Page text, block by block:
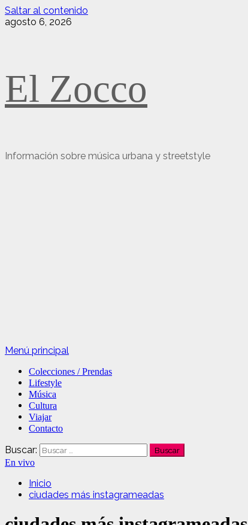
Saltar al contenido
agosto 6, 2026
El Zocco
Información sobre música urbana y streetstyle
Menú principal
Colecciones / Prendas
Lifestyle
Música
Cultura
Viajar
Contacto
Buscar:
En vivo
Inicio
ciudades más instagrameadas